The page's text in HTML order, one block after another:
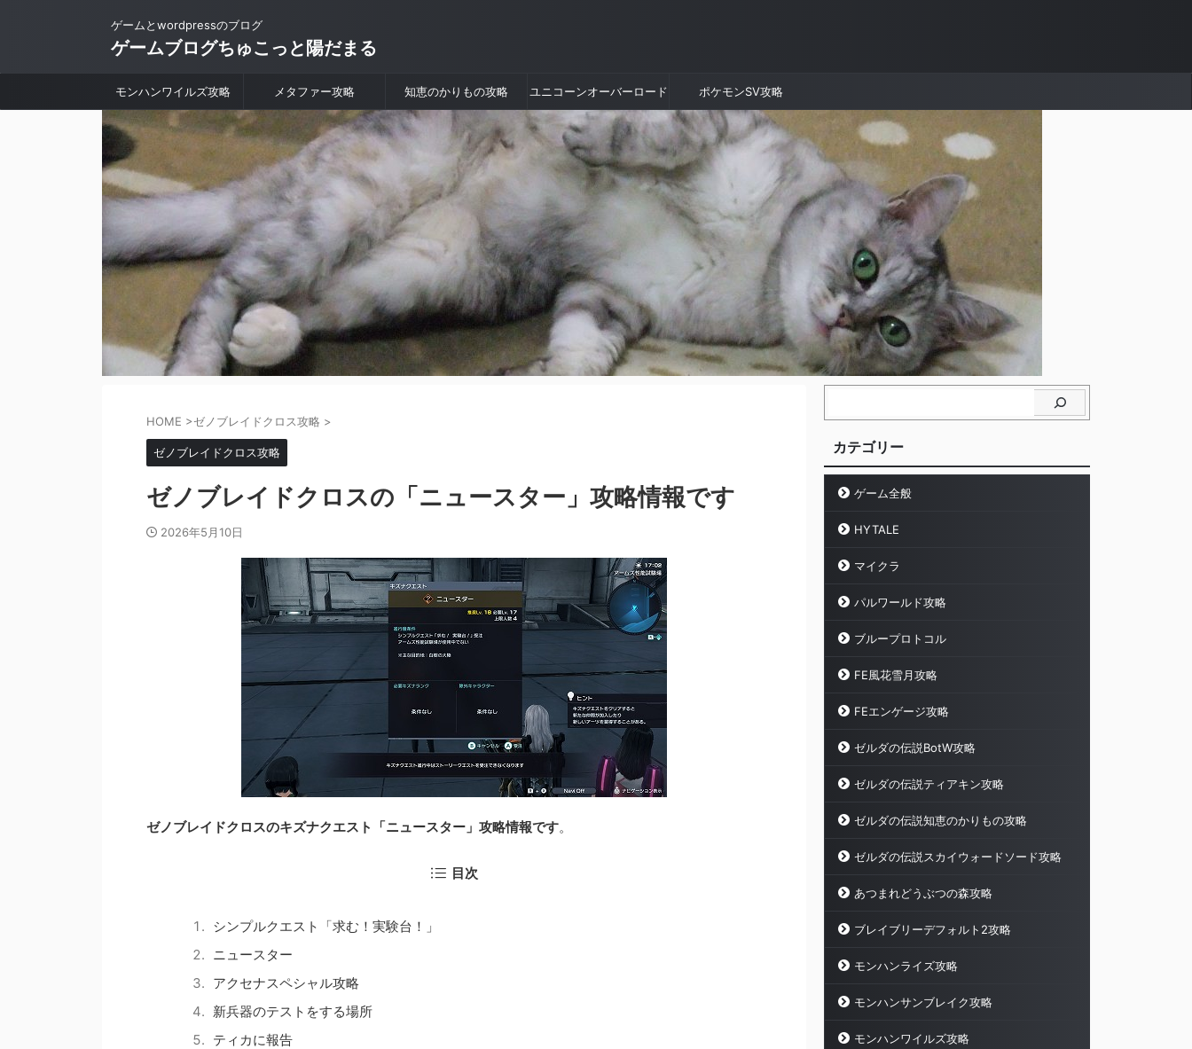
ゲームとwordpressのブログ
ゲームブログちゅこっと陽だまる
モンハンワイルズ攻略 メタファー攻略 知恵のかりもの攻略 ユニコーンオーバーロード ポケモンSV攻略
HOME >ゼノブレイドクロス攻略 >
ゼノブレイドクロス攻略
ゼノブレイドクロスの「ニュースター」攻略情報です
2026年5月10日
ゼノブレイドクロスのキズナクエスト「ニュースター」攻略情報です。
目次
シンプルクエスト「求む！実験台！」
ニュースター
アクセナスペシャル攻略
新兵器のテストをする場所
ティカに報告
カテゴリー
ゲーム全般
HYTALE
マイクラ
パルワールド攻略
ブループロトコル
FE風花雪月攻略
FEエンゲージ攻略
ゼルダの伝説BotW攻略
ゼルダの伝説ティアキン攻略
ゼルダの伝説知恵のかりもの攻略
ゼルダの伝説スカイウォードソード攻略
あつまれどうぶつの森攻略
ブレイブリーデフォルト2攻略
モンハンライズ攻略
モンハンサンブレイク攻略
モンハンワイルズ攻略